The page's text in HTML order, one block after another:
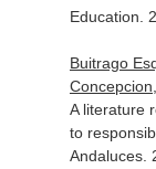
Education .
Buitrago
A literature
to
Andaluces.